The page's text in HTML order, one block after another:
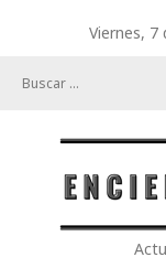
Viernes, 7